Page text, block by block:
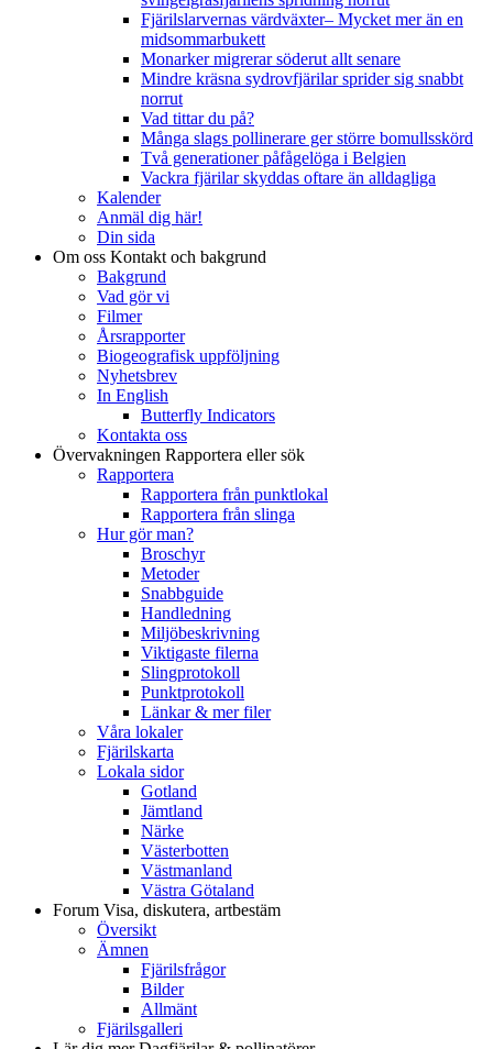
Fjärilslarvernas värdväxter– Mycket mer än en
midsommarbukett
Monarker migrerar söderut allt senare
Mindre kräsna sydrovfjärilar sprider sig snabbt
norrut
Vad tittar du på?
Många slags pollinerare ger större bomullsskörd
Två generationer påfågelöga i Belgien
Vackra fjärilar skyddas oftare än alldagliga
Kalender
Anmäl dig här!
Din sida
Om oss Kontakt och bakgrund
Bakgrund
Vad gör vi
Filmer
Årsrapporter
Biogeografisk uppföljning
Nyhetsbrev
In English
Butterfly Indicators
Kontakta oss
Övervakningen Rapportera eller sök
Rapportera
Rapportera från punktlokal
Rapportera från slinga
Hur gör man?
Broschyr
Metoder
Snabbguide
Handledning
Miljöbeskrivning
Viktigaste filerna
Slingprotokoll
Punktprotokoll
Länkar & mer filer
Våra lokaler
Fjärilskarta
Lokala sidor
Gotland
Jämtland
Närke
Västerbotten
Västmanland
Västra Götaland
Forum Visa, diskutera, artbestäm
Översikt
Ämnen
Fjärilsfrågor
Bilder
Allmänt
Fjärilsgalleri